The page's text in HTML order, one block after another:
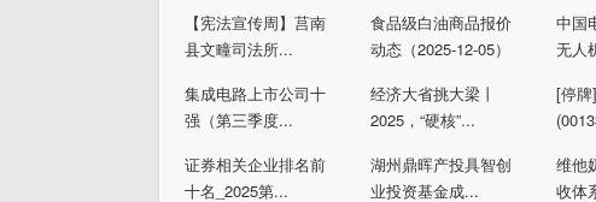
【宪法宣传周】莒南
县文疃司法所...
食品级白油商品报价
动态（2025-12-05）
中国
无人
集成电路上市公司十
强（第三季度...
经济大省挑大梁丨
2025，“硬核”...
[停
证券相关企业排名前
十名_2025第...
湖州鼎晖产投具智创
业投资基金成...
维他
收体